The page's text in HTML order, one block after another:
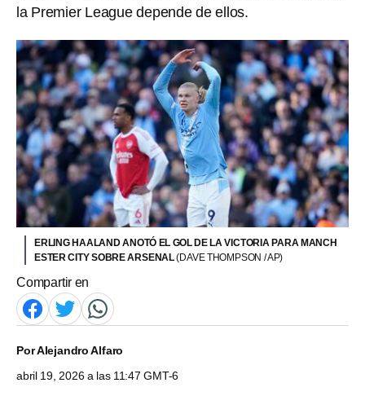
la Premier League depende de ellos.
ERLING HAALAND ANOTÓ EL GOL DE LA VICTORIA PARA MANCH
ESTER CITY SOBRE ARSENAL(DAVE THOMPSON / AP)
Compartir en
PorAlejandro Alfaro
abril 19, 2026 a las 11:47 GMT-6